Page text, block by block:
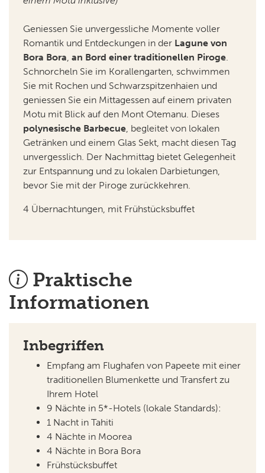
Geniessen Sie unvergessliche Momente voller
Romantik und Entdeckungen in der Lagune von
Bora Bora, an Bord einer traditionellen Piroge.
Schnorcheln Sie im Korallengarten, schwimmen
Sie mit Rochen und Schwarzspitzenhaien und
geniessen Sie ein Mittagessen auf einem privaten
Motu mit Blick auf den Mont Otemanu. Dieses
polynesische Barbecue, begleitet von lokalen
Getränken und einem Glas Sekt, macht diesen Tag
unvergesslich. Der Nachmittag bietet Gelegenheit
zur Entspannung und zu lokalen Darbietungen,
bevor Sie mit der Piroge zurückkehren.
4 Übernachtungen, mit Frühstücksbuffet
Praktische
Informationen
Inbegriffen
Empfang am Flughafen von Papeete mit einer
traditionellen Blumenkette und Transfert zu
Ihrem Hotel
9 Nächte in 5*-Hotels (lokale Standards):
1 Nacht in Tahiti
4 Nächte in Moorea
4 Nächte in Bora Bora
Frühstücksbuffet